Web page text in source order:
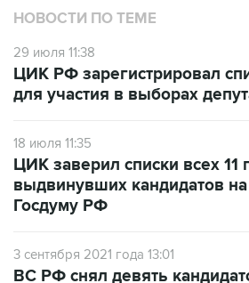
НОВОСТИ ПО ТЕМЕ
29 июля 11:38
ЦИК РФ зарегистрировал
для участия в выборах
18 июля 11:35
ЦИК заверил списки всех 11
выдвинувших кандидатов
Госдуму РФ
3 сентября 2021 года 13:01
ВС РФ снял девять